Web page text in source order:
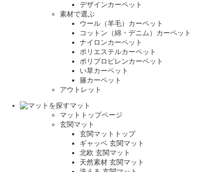
デザインカーペット
素材で選ぶ
ウール（羊毛）カーペット
コットン（綿・デニム）カーペット
ナイロンカーペット
ポリエステルカーペット
ポリプロピレンカーペット
い草カーペット
籐カーペット
アウトレット
マット
マットトップページ
玄関マット
玄関マットトップ
ギャッベ 玄関マット
北欧 玄関マット
天然素材 玄関マット